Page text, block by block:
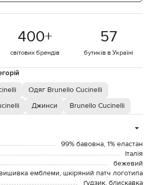
400+
світових брендів
57
бутиків в Україні
Одяг Brunello Cucinelli
Джинси Brunello Cucinelli
99% бавовна, 1% еластан
Італія
бежевий
вишивка емблеми, шкіряний патч логотипа